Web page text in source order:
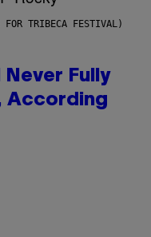
FOR TRIBECA FESTIVAL)
Never Fully
According